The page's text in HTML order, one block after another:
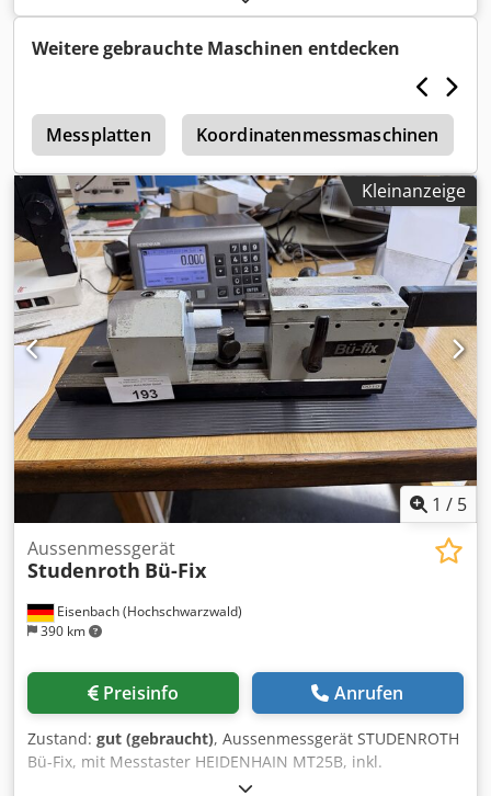
Weitere gebrauchte Maschinen entdecken
Messplatten Koordinatenmessmaschinen
Kleinanzeige
1 / 5
Eisenbach (Hochschwarzwald)
390 km
Aussenmessgerät
Studenroth Bü-Fix
Preisinfo Anrufen
Zustand: gut (gebraucht), Aussenmessgerät STUDENROTH
Bü-Fix, mit Messtaster HEIDENHAIN MT25B, inkl.
Digitalanzeige HEIDENHAIN Dksdpoztdbijfx Adror